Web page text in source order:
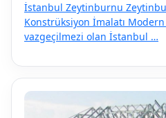
İstanbul Zeytinburnu
Konstrüksiyon İmalatı
vazgeçilmezi olan İstanbul …